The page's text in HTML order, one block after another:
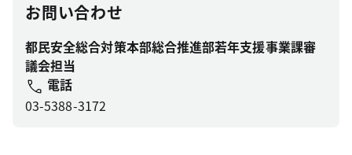
お問い合わせ
都民安全総合対策本部総合推進部若年支援事業課審
議会担当
電話
03-5388-3172